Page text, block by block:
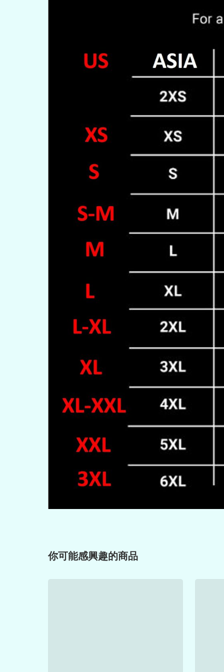
你可能感興趣的商品